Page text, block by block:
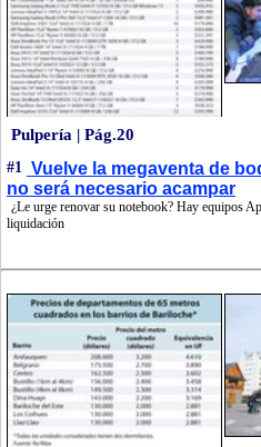
Pulpería | Pág.20
#1
Vuelve la megaventa de
no será necesario acampar
¿Le urge renovar su notebook? Hay equipos
liquidación